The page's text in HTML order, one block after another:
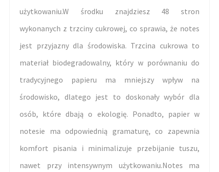
użytkowaniu.W środku znajdziesz 48 stron
wykonanych z trzciny cukrowej, co sprawia, że notes
jest przyjazny dla środowiska. Trzcina cukrowa to
materiał biodegradowalny, który w porównaniu do
tradycyjnego papieru ma mniejszy wpływ na
środowisko, dlatego jest to doskonały wybór dla
osób, które dbają o ekologię. Ponadto, papier w
notesie ma odpowiednią gramaturę, co zapewnia
komfort pisania i minimalizuje przebijanie tuszu,
nawet przy intensywnym użytkowaniu.Notes ma